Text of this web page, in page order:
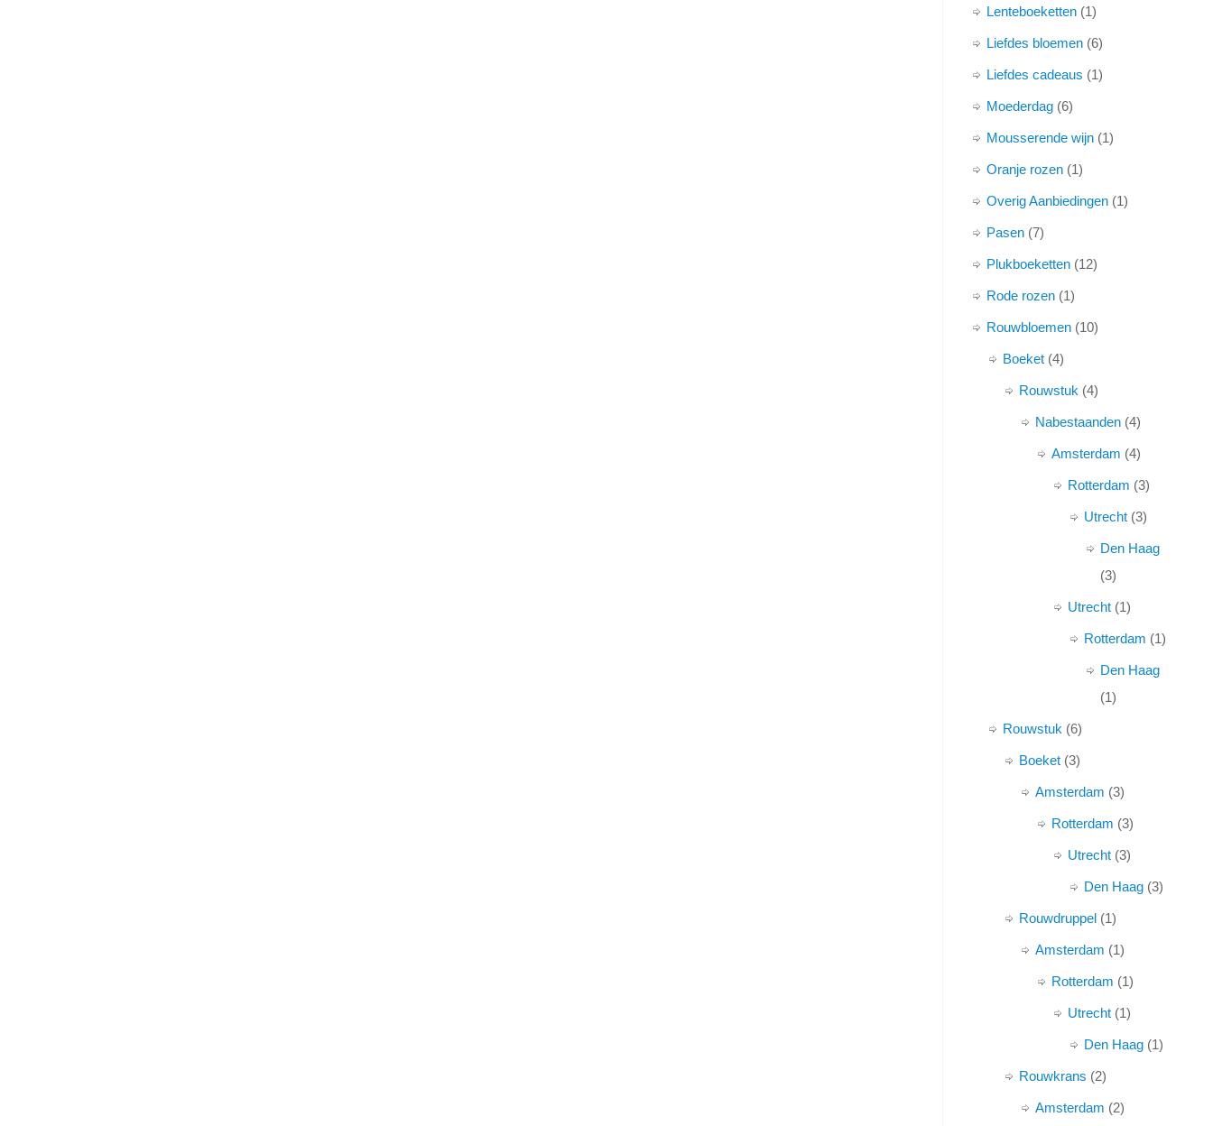
Lenteboeketten 1
Liefdes bloemen 6
Liefdes cadeaus 1
Moederdag 6
Mousserende wijn 1
Oranje rozen 1
Overig Aanbiedingen 1
Pasen 7
Plukboeketten 12
Rode rozen 1
Rouwbloemen 10
Boeket 4
Rouwstuk 4
Nabestaanden 4
Amsterdam 4
Rotterdam 3
Utrecht 3
Den Haag
3
Utrecht 1
Rotterdam 1
Den Haag
1
Rouwstuk 6
Boeket 3
Amsterdam 3
Rotterdam 3
Utrecht 3
Den Haag 3
Rouwdruppel 1
Amsterdam 1
Rotterdam 1
Utrecht 1
Den Haag 1
Rouwkrans 2
Amsterdam 2